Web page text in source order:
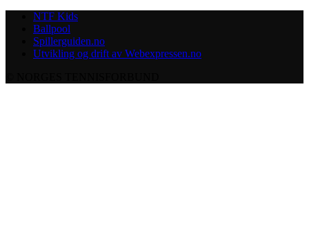
NTF Kids
Ballpool
Spillerguiden.no
Utvikling og drift av Webexpressen.no